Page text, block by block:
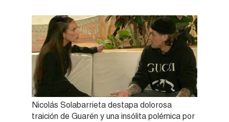
Nicolás Solabarrieta destapa dolorosa
traición de Guarén y una insólita polémica por